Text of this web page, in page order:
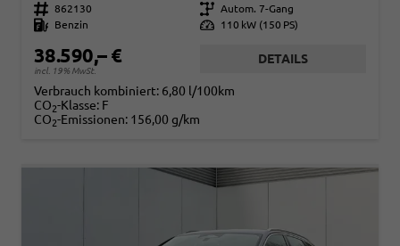
Fahrzeugnr. 862130 Getriebe Autom. 7-Gang
Kraftstoff
Benzin Leistung 110 kW (150 PS)
38.590,– €
incl. 19% MwSt.
DETAILS
Verbrauch kombiniert: 6,80 l/100km
CO2-Klasse: F
CO2-Emissionen: 156,00 g/km